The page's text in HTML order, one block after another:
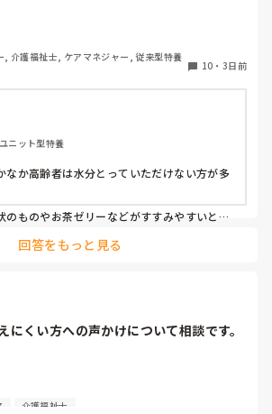
, 介護福祉士, ケアマネジャー, 従来型特養
10 ・ 3日前
ニット型特養
なか高齢者は水分とっていただけない方が多
のものやお茶ゼリーなどがすすみやすいと思
るとかもいいかもしれません。
回答をもっと見る
にくい方への声かけについて相談です。
り見えていない利用者様への声かけにつ
介護福祉士